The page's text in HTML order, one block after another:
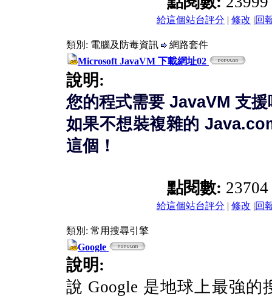
給這個站台評分 | 修改 |回
類別: 電腦及防毒資訊
網路套件
Microsoft JavaVM 下載網址02
說明:
您的程式需要 JavaVM 支援
如果不想裝複雜的
這個！
點閱數: 23704
給這個站台評分 | 修改 |回
類別: 常用搜尋引擎
Google
說明:
說 Google 是地球上最強